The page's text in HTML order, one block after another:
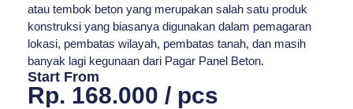
atau tembok beton yang merupakan salah satu produk
konstruksi yang biasanya digunakan dalam pemagaran
lokasi, pembatas wilayah, pembatas tanah, dan masih
banyak lagi kegunaan dari Pagar Panel Beton.
Start From
Rp. 168.000 / pcs